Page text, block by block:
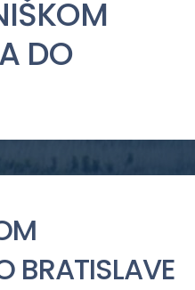
DO
BRATISLAVE